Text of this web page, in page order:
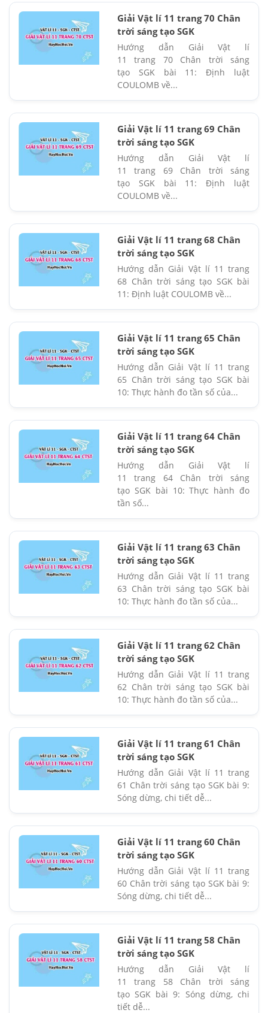
Giải Vật lí 11 trang 70 Chân
trời sáng tạo SGK
Hướng dẫn Giải Vật lí
11 trang 70 Chân trời sáng
tạo SGK bài 11: Định luật
COULOMB về...
Giải Vật lí 11 trang 69 Chân
trời sáng tạo SGK
Hướng dẫn Giải Vật lí
11 trang 69 Chân trời sáng
tạo SGK bài 11: Định luật
COULOMB về...
Giải Vật lí 11 trang 68 Chân
trời sáng tạo SGK
Hướng dẫn Giải Vật lí 11 trang
68 Chân trời sáng tạo SGK bài
11: Định luật COULOMB về...
Giải Vật lí 11 trang 65 Chân
trời sáng tạo SGK
Hướng dẫn Giải Vật lí 11 trang
65 Chân trời sáng tạo SGK bài
10: Thực hành đo tần số của...
Giải Vật lí 11 trang 64 Chân
trời sáng tạo SGK
Hướng dẫn Giải Vật lí
11 trang 64 Chân trời sáng
tạo SGK bài 10: Thực hành đo
tần số...
Giải Vật lí 11 trang 63 Chân
trời sáng tạo SGK
Hướng dẫn Giải Vật lí 11 trang
63 Chân trời sáng tạo SGK bài
10: Thực hành đo tần số của...
Giải Vật lí 11 trang 62 Chân
trời sáng tạo SGK
Hướng dẫn Giải Vật lí 11 trang
62 Chân trời sáng tạo SGK bài
10: Thực hành đo tần số của...
Giải Vật lí 11 trang 61 Chân
trời sáng tạo SGK
Hướng dẫn Giải Vật lí 11 trang
61 Chân trời sáng tạo SGK bài 9:
Sóng dừng, chi tiết dễ...
Giải Vật lí 11 trang 60 Chân
trời sáng tạo SGK
Hướng dẫn Giải Vật lí 11 trang
60 Chân trời sáng tạo SGK bài 9:
Sóng dừng, chi tiết dễ...
Giải Vật lí 11 trang 58 Chân
trời sáng tạo SGK
Hướng dẫn Giải Vật lí
11 trang 58 Chân trời sáng
tạo SGK bài 9: Sóng dừng, chi
tiết dễ...